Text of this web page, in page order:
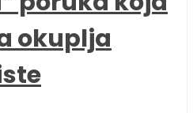
okuplja